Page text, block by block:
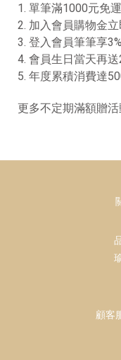
1. 單筆滿1000元免
2. 加入會員購物金
3. 登入會員筆筆享
4. 會員生日當天再
5. 年度累積消費達
更多不定期滿額贈
顧客